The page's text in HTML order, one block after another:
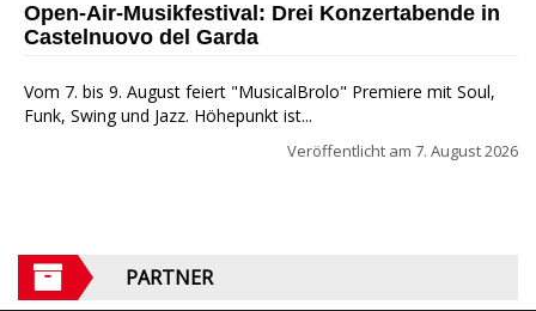
Open-Air-Musikfestival: Drei Konzertabende in
Castelnuovo del Garda
Vom 7. bis 9. August feiert "MusicalBrolo" Premiere mit Soul,
Funk, Swing und Jazz. Höhepunkt ist...
Veröffentlicht am 7. August 2026
PARTNER